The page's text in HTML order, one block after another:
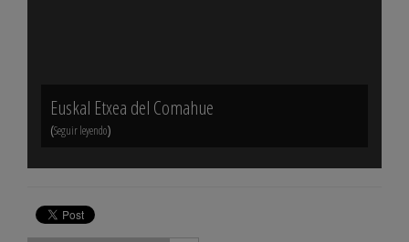
Euskal Etxea del Comahue
(Seguir leyendo)